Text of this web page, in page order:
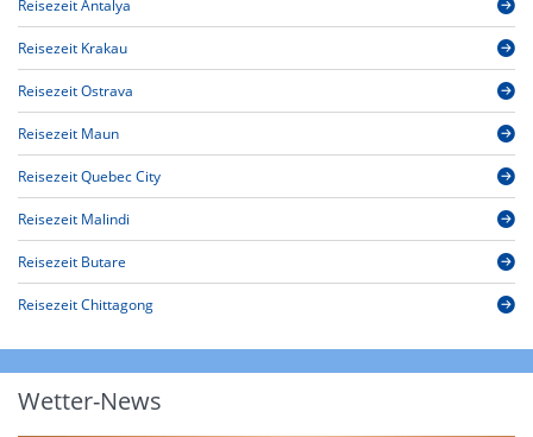
Reisezeit Antalya
Reisezeit Krakau
Reisezeit Ostrava
Reisezeit Maun
Reisezeit Quebec City
Reisezeit Malindi
Reisezeit Butare
Reisezeit Chittagong
Wetter-News